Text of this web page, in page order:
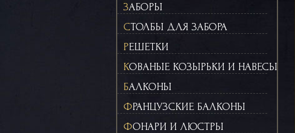
ЗАБОРЫ
СТОЛБЫ ДЛЯ ЗАБОРА
РЕШЕТКИ
КОВАНЫЕ КОЗЫРЬКИ И НАВЕСЫ
БАЛКОНЫ
ФРАНЦУЗСКИЕ БАЛКОНЫ
ФОНАРИ И ЛЮСТРЫ